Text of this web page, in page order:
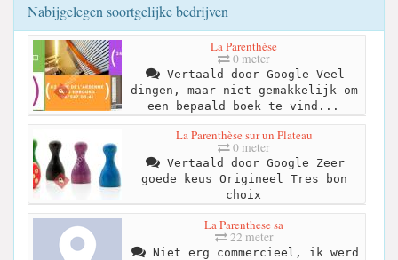
Nabijgelegen soortgelijke bedrijven
La Parenthèse
0 meter
Vertaald door Google Veel
dingen, maar niet gemakkelijk om
een ​​bepaald boek te vind...
La Parenthèse sur un Plateau
0 meter
Vertaald door Google Zeer
goede keus Origineel Tres bon
choix
La Parenthese sa
22 meter
Niet erg commercieel, ik werd